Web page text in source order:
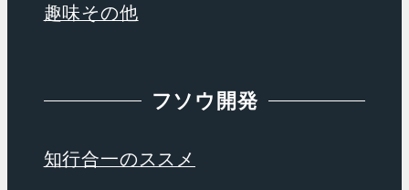
趣味その他
フソウ開発
知行合一のススメ